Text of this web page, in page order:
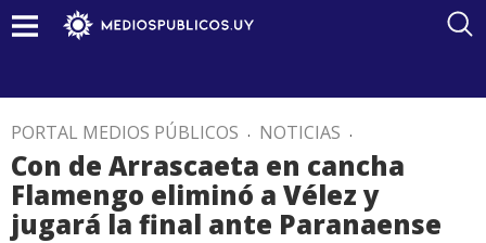
PORTAL MEDIOS PÚBLICOS . NOTICIAS .
Con de Arrascaeta en cancha
Flamengo eliminó a Vélez y
jugará la final ante Paranaense